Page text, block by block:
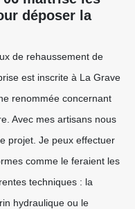
déposer la
de rehaussement de
est inscrite à La Grave
renommée concernant
Avec mes artisans nous
projet. Je peux effectuer
comme le feraient les
techniques : la
hydraulique ou le